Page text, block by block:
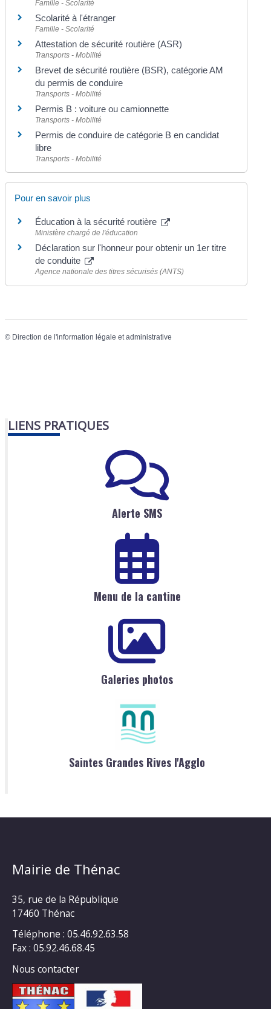
Famille - Scolarité
Scolarité à l'étranger
Famille - Scolarité
Attestation de sécurité routière (ASR)
Transports - Mobilité
Brevet de sécurité routière (BSR), catégorie AM
du permis de conduire
Transports - Mobilité
Permis B : voiture ou camionnette
Transports - Mobilité
Permis de conduire de catégorie B en candidat
libre
Transports - Mobilité
Pour en savoir plus
Éducation à la sécurité routière
Ministère chargé de l'éducation
Déclaration sur l'honneur pour obtenir un 1er titre
de conduite
Agence nationale des titres sécurisés (ANTS)
© Direction de l'information légale et administrative
LIENS PRATIQUES
Alerte SMS
Menu de la cantine
Galeries photos
Saintes Grandes Rives l'Agglo
Mairie de Thénac
35, rue de la République
17460 Thénac
Téléphone : 05.46.92.63.58
Fax : 05.92.46.68.45
Nous contacter